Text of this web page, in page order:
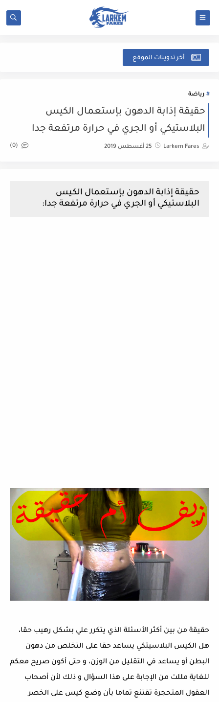
أخر تدوينات الموقع
رياضة
حقيقة إذابة الدهون بإستعمال الكيس
البلاستيكي أو الجري في حرارة مرتفعة جدا
Larkem Fares 25 أغسطس 2019 (0)
حقيقة إذابة الدهون بإستعمال الكيس
البلاستيكي أو الجري في حرارة مرتفعة جدا:
حقيقة من بين أكثر الأسئلة الذي يتكرر علي بشكل رهيب حقا،
هل الكيس البلاسيتكي يساعد حقا على التخلص من دهون
البطن أو يساعد في التقليل من الوزن، و حتى أكون صريح معكم
للغاية مللت من الإجابة على هذا السؤال و ذلك لأن أصحاب
العقول المتحجرة تقتنع تماما بأن وضع كيس على الخصر